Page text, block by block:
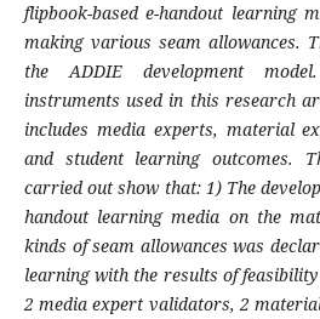
flipbook-based e-handout learning
making various seam allowances.
the ADDIE development
instruments used in this research
includes media experts, material
and student learning outcomes.
carried out show that: 1) The
handout learning media on the
kinds of seam allowances was
learning with the results of
2 media expert validators, 2